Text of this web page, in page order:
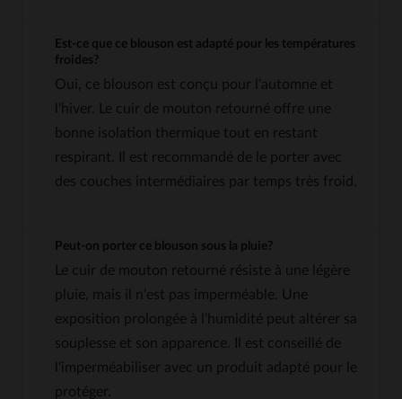
Est-ce que ce blouson est adapté pour les températures
froides?
Oui, ce blouson est conçu pour l'automne et
l'hiver. Le cuir de mouton retourné offre une
bonne isolation thermique tout en restant
respirant. Il est recommandé de le porter avec
des couches intermédiaires par temps très froid.
Peut-on porter ce blouson sous la pluie?
Le cuir de mouton retourné résiste à une légère
pluie, mais il n'est pas imperméable. Une
exposition prolongée à l'humidité peut altérer sa
souplesse et son apparence. Il est conseillé de
l'imperméabiliser avec un produit adapté pour le
protéger.